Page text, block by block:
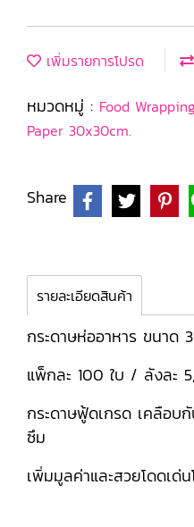
เพิ่มรายการโปรด
หมวดหมู่ : Food
Paper 30x30cm.
Share
รายละเอียดสินค้า
กระดาษห่ออาหาร ขนาด
แพ็กละ 100 ใบ / ลังละ
กระดาษฟู้ดเกรด เคลือบ
ซึม
เพิ่มมูลค่าและสวยโดดเด่